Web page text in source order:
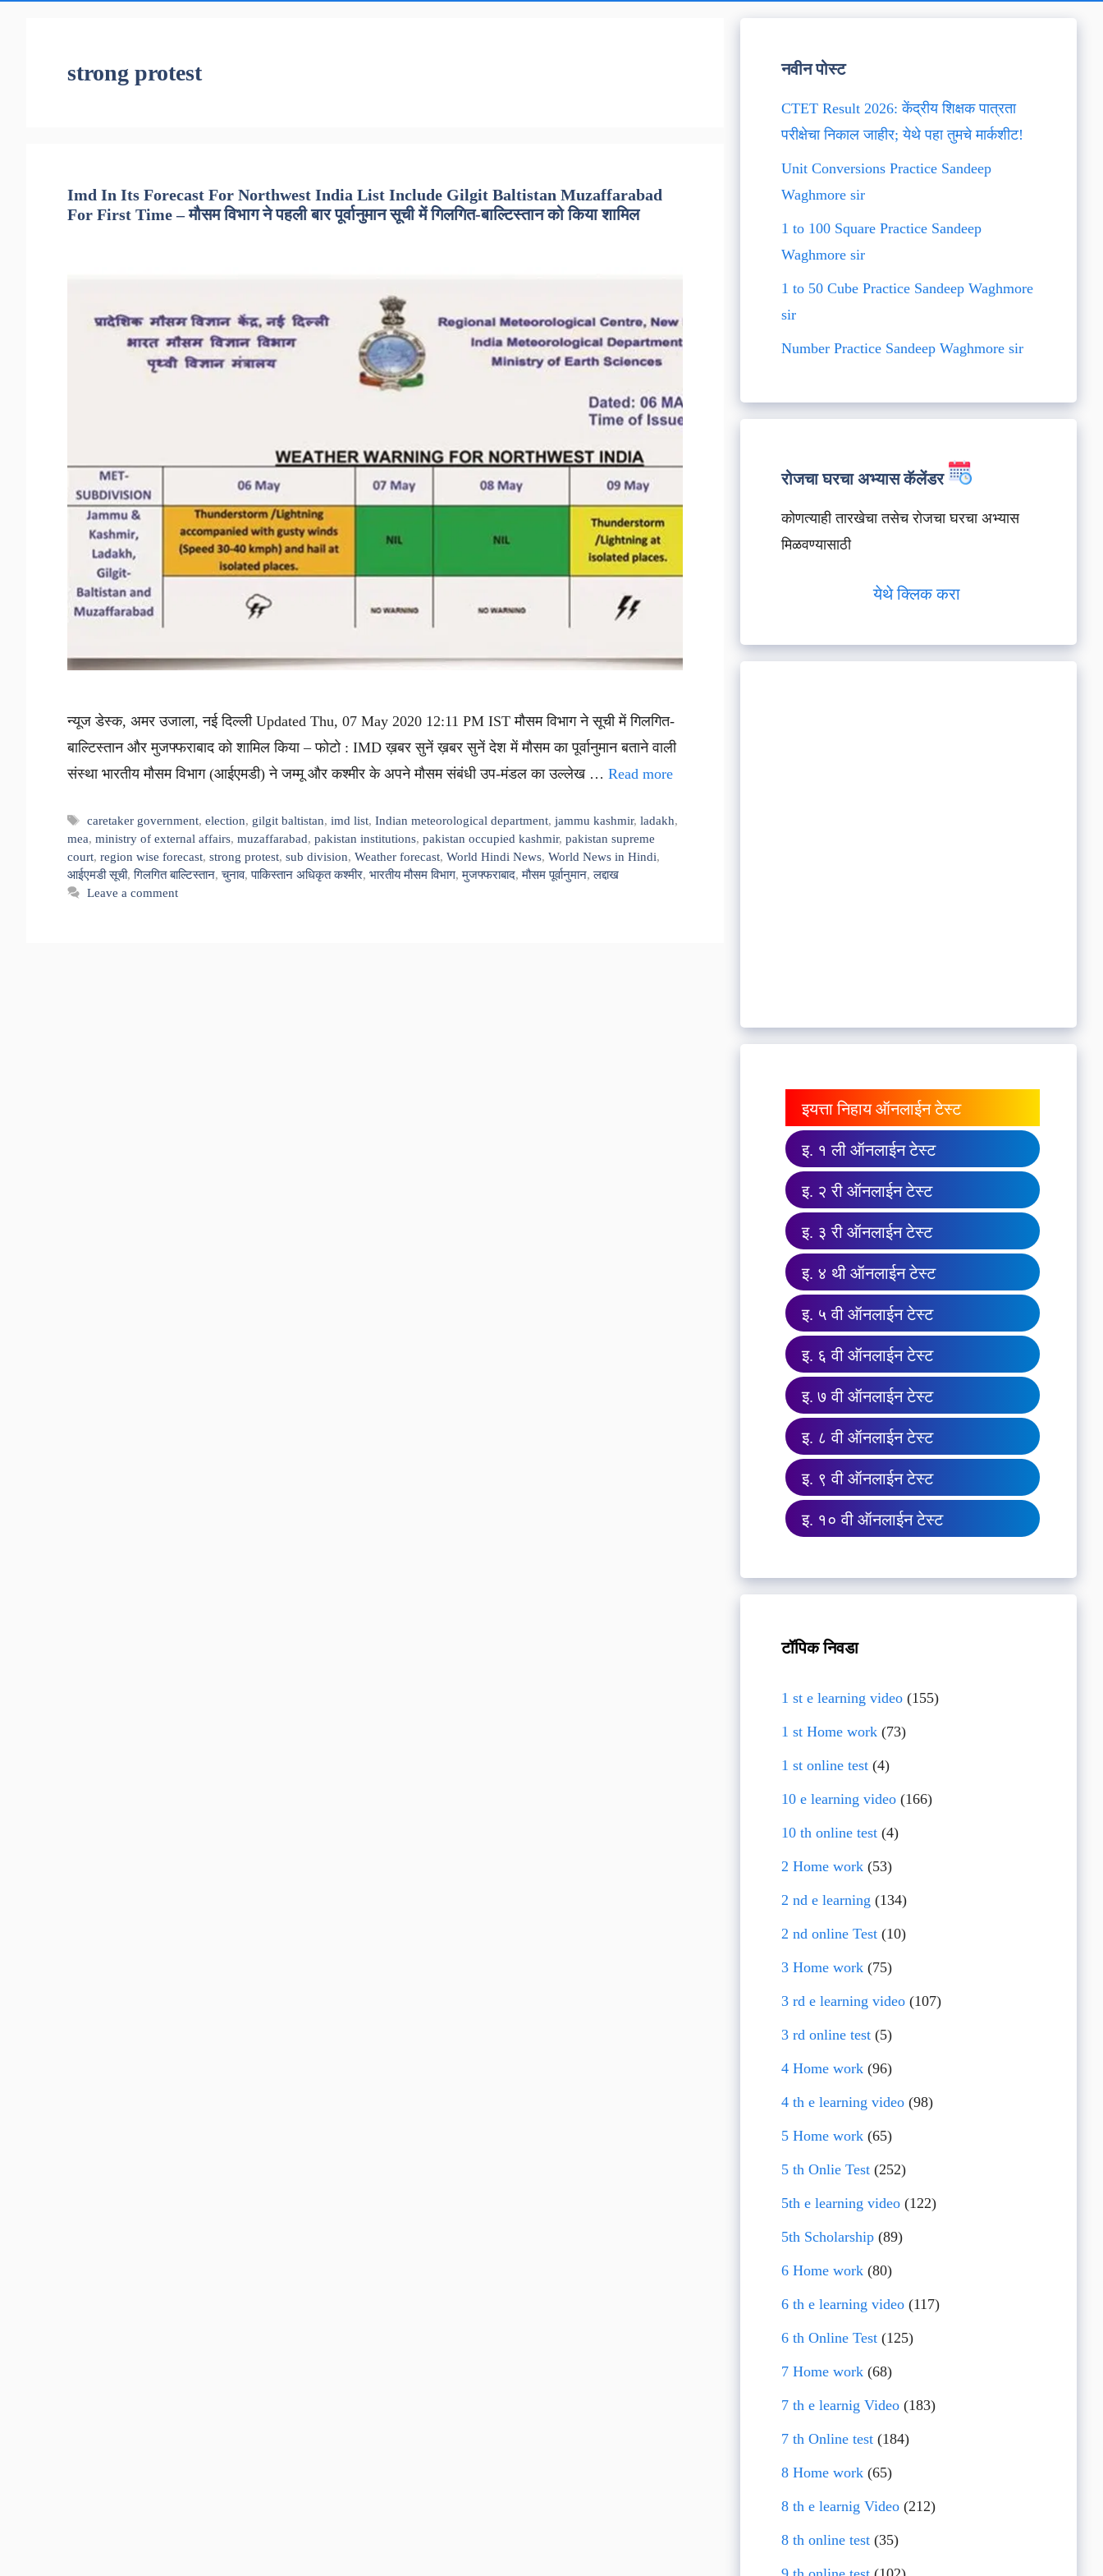
strong protest
Imd In Its Forecast For Northwest India List Include Gilgit Baltistan Muzaffarabad
For First Time – मौसम विभाग ने पहली बार पूर्वानुमान सूची में गिलगित-बाल्टिस्तान को किया शामिल
न्यूज डेस्क, अमर उजाला, नई दिल्ली Updated Thu, 07 May 2020 12:11 PM IST मौसम विभाग ने सूची में गिलगित-
बाल्टिस्तान और मुजफ्फराबाद को शामिल किया – फोटो : IMD ख़बर सुनें ख़बर सुनें देश में मौसम का पूर्वानुमान बताने वाली
संस्था भारतीय मौसम विभाग (आईएमडी) ने जम्मू और कश्मीर के अपने मौसम संबंधी उप-मंडल का उल्लेख … Read more
Tags
caretaker government,election, gilgit baltistan,imd list,Indian meteorological department,jammu kashmir,ladakh,
mea, ministry of external affairs, muzaffarabad, pakistan institutions, pakistan occupied kashmir, pakistan supreme
court, region wise forecast, strong protest, sub division, Weather forecast, World Hindi News, World News in Hindi,
आईएमडी सूची,गिलगित बाल्टिस्तान,चुनाव,पाकिस्तान अधिकृत कश्मीर, भारतीय मौसम विभाग,मुजफ्फराबाद,मौसम पूर्वानुमान,लद्दाख
Leave a comment
नवीन पोस्ट
CTET Result 2026: केंद्रीय शिक्षक पात्रता
परीक्षेचा निकाल जाहीर; येथे पहा तुमचे मार्कशीट!
Unit Conversions Practice Sandeep
Waghmore sir
1 to 100 Square Practice Sandeep
Waghmore sir
1 to 50 Cube Practice Sandeep Waghmore
sir
Number Practice Sandeep Waghmore sir
रोजचा घरचा अभ्यास कॅलेंडर
कोणत्याही तारखेचा तसेच रोजचा घरचा अभ्यास
मिळवण्यासाठी
येथे क्लिक करा
इयत्ता निहाय ऑनलाईन टेस्ट
इ. १ ली ऑनलाईन टेस्ट
इ. २ री ऑनलाईन टेस्ट
इ. ३ री ऑनलाईन टेस्ट
इ. ४ थी ऑनलाईन टेस्ट
इ. ५ वी ऑनलाईन टेस्ट
इ. ६ वी ऑनलाईन टेस्ट
इ. ७ वी ऑनलाईन टेस्ट
इ. ८ वी ऑनलाईन टेस्ट
इ. ९ वी ऑनलाईन टेस्ट
इ. १० वी ऑनलाईन टेस्ट
टॉपिक निवडा
1 st e learning video(155)
1 st Home work(73)
1 st online test(4)
10 e learning video(166)
10 th online test(4)
2 Home work(53)
2 nd e learning (134)
2 nd online Test(10)
3 Home work(75)
3 rd e learning video(107)
3 rd online test(5)
4 Home work(96)
4 th e learning video(98)
5 Home work(65)
5 th Onlie Test(252)
5th e learning video(122)
5th Scholarship(89)
6 Home work(80)
6 th e learning video(117)
6 th Online Test(125)
7 Home work(68)
7 th e learnig Video(183)
7 th Online test(184)
8 Home work(65)
8 th e learnig Video(212)
8 th online test(35)